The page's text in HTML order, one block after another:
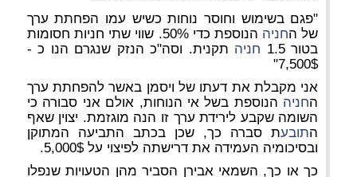
"פגם בשימוש וחוסר נוחות כשיש עמו הפחתת ערך
של החניה
הנוספת כדי 50%. שווי שתי חניות חסומות
בטור 1.5
חניה תקנית. וסה"כ הנזק שנגרם הנו כ -
7,500$"
אני מקבלת את דעתו של ויסמן באשר להפחתת ערך
החניה הנוספת בשל אי הנוחות, אולם אני סבורה כי
השומה שקבע לירידת ערך זו הנה מוגזמת. יצוין שאף
התובעת סברה כך, שכן בכתב התביעה המתוקן
ובסיכומיה העמידה את דרישתה לפיצוי על 5,000$.
כך או כך, השמאי אבירן הסביר מהן הטעויות שנפלו